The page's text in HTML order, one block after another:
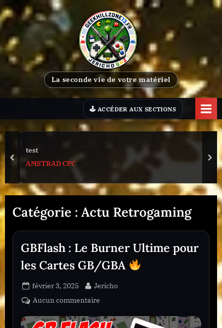
Skip
to
content
G
e
k
H
l
Z
n
e
1
La seconde vie de votre matériel
test
AMSTRAD CPC
prev
Catégorie : Actu Retrogaming
GBFlash : Le Burner Ultime pour
les Cartes GB/GBA
Posted
on
février 3, 2025 By
Jericho
Aucun commentaire
: